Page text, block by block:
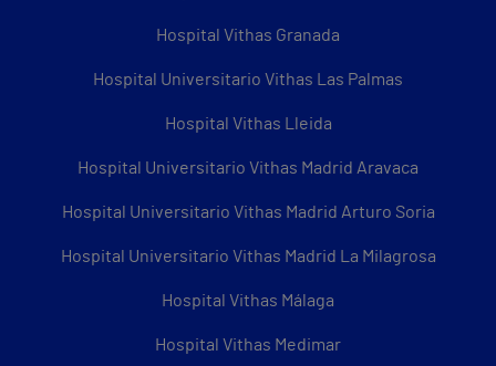
Hospital Vithas Granada
Hospital Universitario Vithas Las Palmas
Hospital Vithas Lleida
Hospital Universitario Vithas Madrid Aravaca
Hospital Universitario Vithas Madrid Arturo Soria
Hospital Universitario Vithas Madrid La Milagrosa
Hospital Vithas Málaga
Hospital Vithas Medimar